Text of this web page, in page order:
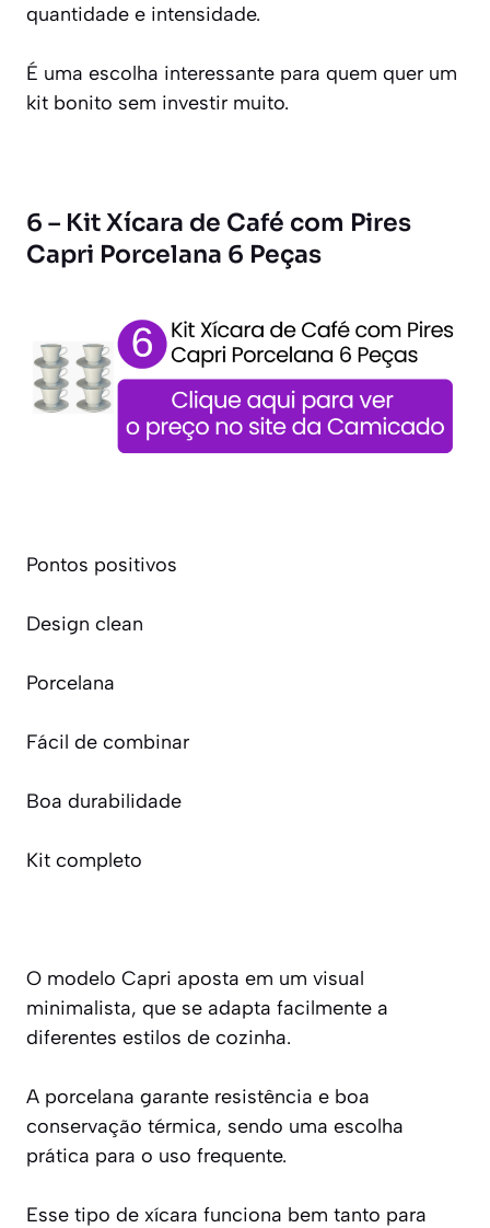
quantidade e intensidade.
É uma escolha interessante para quem quer um
kit bonito sem investir muito.
6 – Kit Xícara de Café com Pires
Capri Porcelana 6 Peças
Pontos positivos
Design clean
Porcelana
Fácil de combinar
Boa durabilidade
Kit completo
O modelo Capri aposta em um visual
minimalista, que se adapta facilmente a
diferentes estilos de cozinha.
A porcelana garante resistência e boa
conservação térmica, sendo uma escolha
prática para o uso frequente.
Esse tipo de xícara funciona bem tanto para